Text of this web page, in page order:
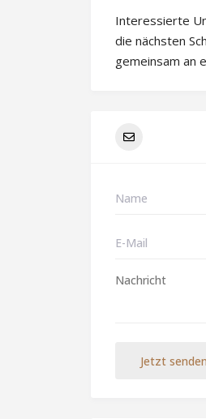
Interessierte
die nächsten
gemeinsam an
Jetzt senden